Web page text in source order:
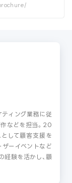
ティング業務に従
作などを担当。20
して顧客支援を
ザーイベントなど
経験を活かし、顧